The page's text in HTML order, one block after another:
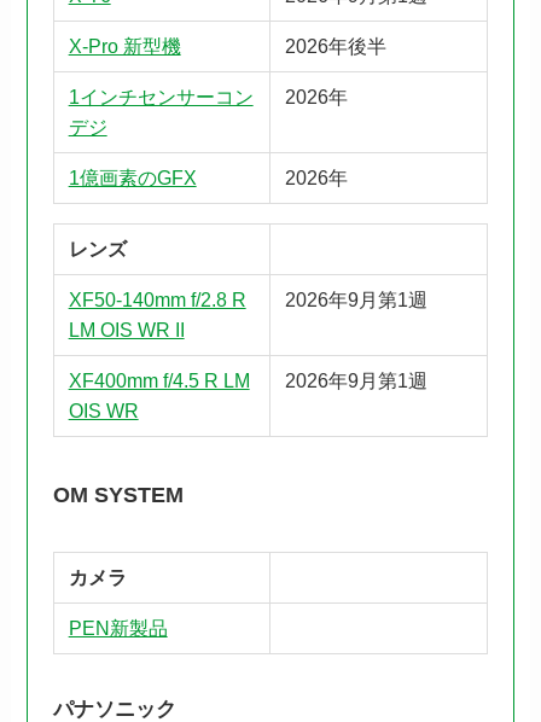
X-Pro 新型機 2026年後半
1インチセンサーコン
デジ
2026年
1億画素のGFX 2026年
レンズ
XF50-140mm f/2.8 R
LM OIS WR II
2026年9月第1週
XF400mm f/4.5 R LM
OIS WR
2026年9月第1週
OM SYSTEM
カメラ
PEN新製品
パナソニック